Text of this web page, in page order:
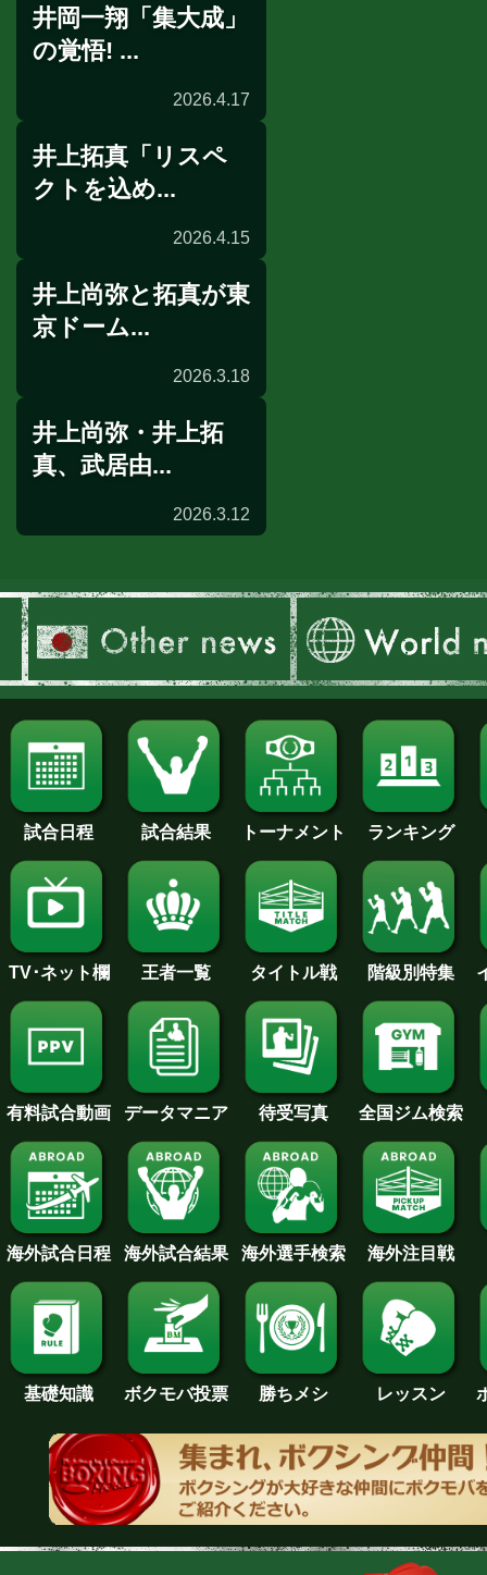
公開練習
公開採点
井岡一翔「集大成」
の覚悟! ...
2026.4.17
インタビュー
井上拓真「リスペ
クトを込め...
2026.4.15
非公開練習
井上尚弥と拓真が東
京ドーム...
2026.3.18
井上尚弥・井上拓
真、武居由...
2026.3.12
試合日程 試合結果 トーナメント ランキング
TV･ネット欄 王者一覧 タイトル戦 階級別特集
有料試合動画 データマニア 待受写真 全国ジム検索
海外試合日程 海外試合結果 海外選手検索 海外注目戦
基礎知識 ボクモバ投票 勝ちメシ レッスン